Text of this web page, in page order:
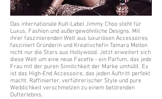
Das internationale Kult-Label Jimmy Choo steht für
Luxus, Fashion und außergewöhnliche Designs. Mit
ihrer faszinierenden Welt aus luxuriösen Accessoires
fasziniert Gründerin und Kreativchefin Tamara Mellon
nicht nur die Stars aus Hollywood. Jetzt erweitert sich
diese Welt um eine neue Facette - ein Parfum, das jede
Frau mit der puren Sinnlichkeit der Marke umhüllt. Es
ist das High-End Accessoire, das jeden Auftritt perfekt
macht. Raffinierter, verführerischer Style und pure
Weiblichkeit verschmelzen zu einem betörenden
Dufterlebnis.